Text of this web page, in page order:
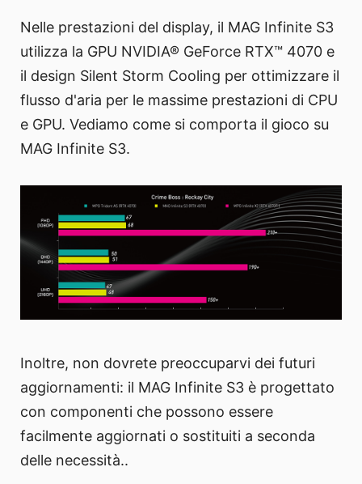
Nelle prestazioni del display, il MAG Infinite S3
utilizza la GPU NVIDIA® GeForce RTX™ 4070 e
il design Silent Storm Cooling per ottimizzare il
flusso d'aria per le massime prestazioni di CPU
e GPU. Vediamo come si comporta il gioco su
MAG Infinite S3.
Inoltre, non dovrete preoccuparvi dei futuri
aggiornamenti: il MAG Infinite S3 è progettato
con componenti che possono essere
facilmente aggiornati o sostituiti a seconda
delle necessità..